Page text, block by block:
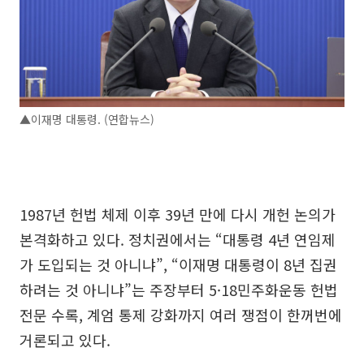
▲이재명 대통령. (연합뉴스)
1987년 헌법 체제 이후 39년 만에 다시 개헌 논의가
본격화하고 있다. 정치권에서는 “대통령 4년 연임제
가 도입되는 것 아니냐”, “이재명 대통령이 8년 집권
하려는 것 아니냐”는 주장부터 5·18민주화운동 헌법
전문 수록, 계엄 통제 강화까지 여러 쟁점이 한꺼번에
거론되고 있다.